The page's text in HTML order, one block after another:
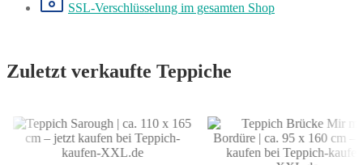
SSL-Verschlüsselung im gesamten Shop
Zuletzt verkaufte Teppiche